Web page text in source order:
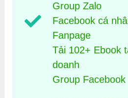
Group Zalo
Facebook cá
Fanpage
Tải 102+ Ebook
doanh
Group Facebook